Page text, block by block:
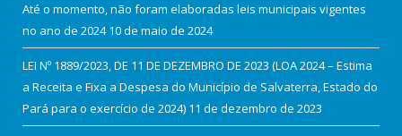
Até o momento, não foram elaboradas leis municipais vigentes
no ano de 2024 10 de maio de 2024
LEI Nº 1889/2023, DE 11 DE DEZEMBRO DE 2023 (LOA 2024 – Estima
a Receita e Fixa a Despesa do Município de Salvaterra, Estado do
Pará para o exercício de 2024) 11 de dezembro de 2023